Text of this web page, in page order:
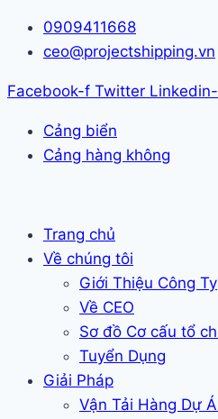
Skip
0909411668
ceo@projectshipping.vn
Facebook-f Twitter
Cảng biển
Cảng hàng không
Trang chủ
Về chúng tôi
Giới Thiệu Công Ty
Về CEO
Sơ đồ Cơ cấu tổ
Tuyển Dụng
Giải Pháp
Vận Tải Hàng Dự